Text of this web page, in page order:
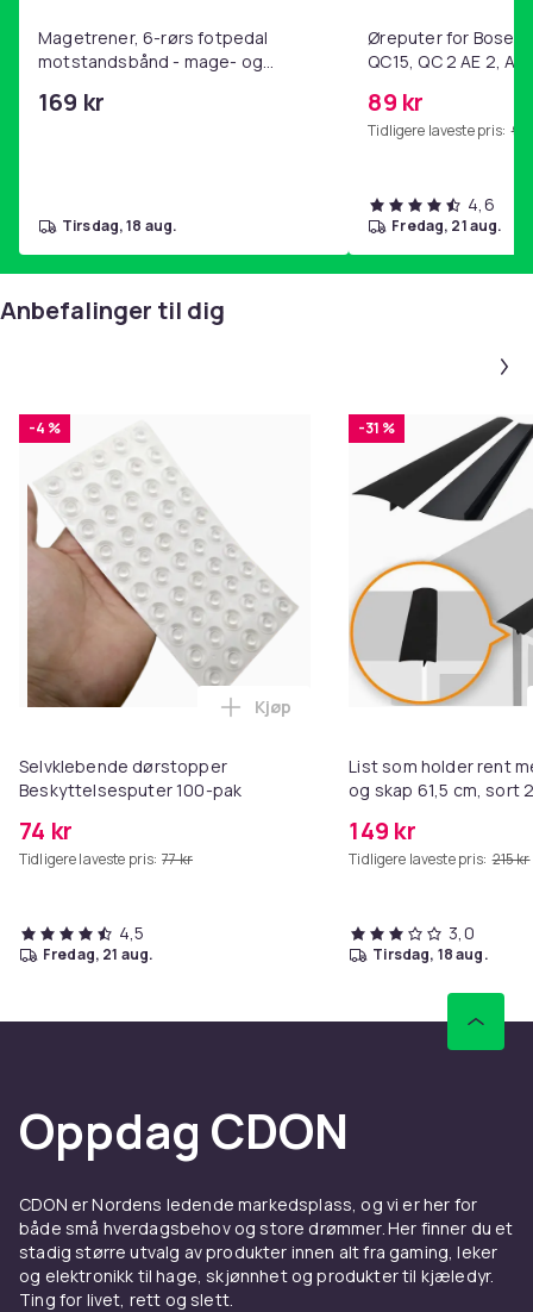
Størrelse
15 cm
Vekt, gram
Produktsikkerhetsinformasjon
Magetrener, 6-rørs fotpedal
motstandsbånd - mage- og
hjemmegymnastikk Purple
169 kr
tirsdag, 18 aug.
Øreputer for Bose
QC15, QC 2 AE 2, AE
89 kr
Tidligere laveste pris: 99
4,6
fredag, 21 aug.
Anbefalinger til dig
-4 %
Selvklebende dørstopper
Beskyttelsesputer 100-pak
74 kr
Tidligere laveste pris: 77 kr
Legg Selvklebende dørstopper
Kjøp
4,5
fredag, 21 aug.
-31 %
List som holder rent
og skap 61,5 cm, sort
149 kr
Tidligere laveste pris: 215 kr
3,0
tirsdag, 18 aug.
Oppdag CDON
CDON er Nordens ledende markedsplass, og vi er her for
både små hverdagsbehov og store drømmer. Her finner du et
stadig større utvalg av produkter innen alt fra gaming, leker
og elektronikk til hage, skjønnhet og produkter til kjæledyr.
Ting for livet, rett og slett.